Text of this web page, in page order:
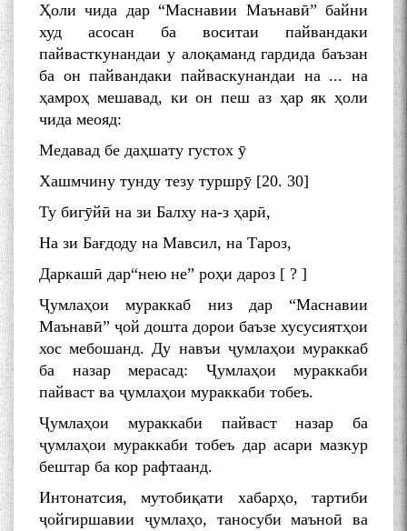
Ҳоли чида дар “Маснавии Маънавӣ” байни
худ асосан ба воситаи пайвандаки
пайвасткунандаи у алоқаманд гардида баъзан
ба он пайвандаки пайваскунандаи на ... на
ҳамроҳ мешавад, ки он пеш аз ҳар як ҳоли
чида меояд:
Медавад бе даҳшату густох ӯ
Хашмчину тунду тезу туршрӯ [20. 30]
Ту бигӯйӣ на зи Балху на-з ҳарӣ,
На зи Бағдоду на Мавсил, на Тароз,
Даркашӣ дар“нею не” роҳи дароз [ ? ]
Ҷумлаҳои мураккаб низ дар “Маснавии
Маънавӣ” ҷой дошта дорои баъзе хусусиятҳои
хос мебошанд. Ду навъи ҷумлаҳои мураккаб
ба назар мерасад: Ҷумлаҳои мураккаби
пайваст ва ҷумлаҳои мураккаби тобеъ.
Ҷумлаҳои мураккаби пайваст назар ба
ҷумлаҳои мураккаби тобеъ дар асари мазкур
бештар ба кор рафтаанд.
Интонатсия, мутобиқати хабарҳо, тартиби
ҷойгиршавии ҷумлаҳо, таносуби маъноӣ ва